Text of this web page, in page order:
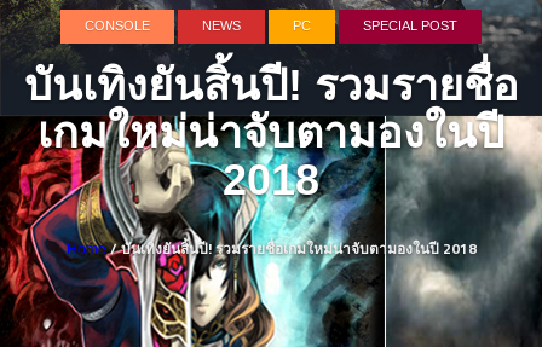
CONSOLE NEWS PC SPECIAL POST
บันเทิงยันสิ้นปี! รวมรายชื่อ
เกมใหม่น่าจับตามองในปี
2018
Home/ บันเทิงยันสิ้นปี! รวมรายชื่อเกมใหม่น่าจับตามองในปี 2018